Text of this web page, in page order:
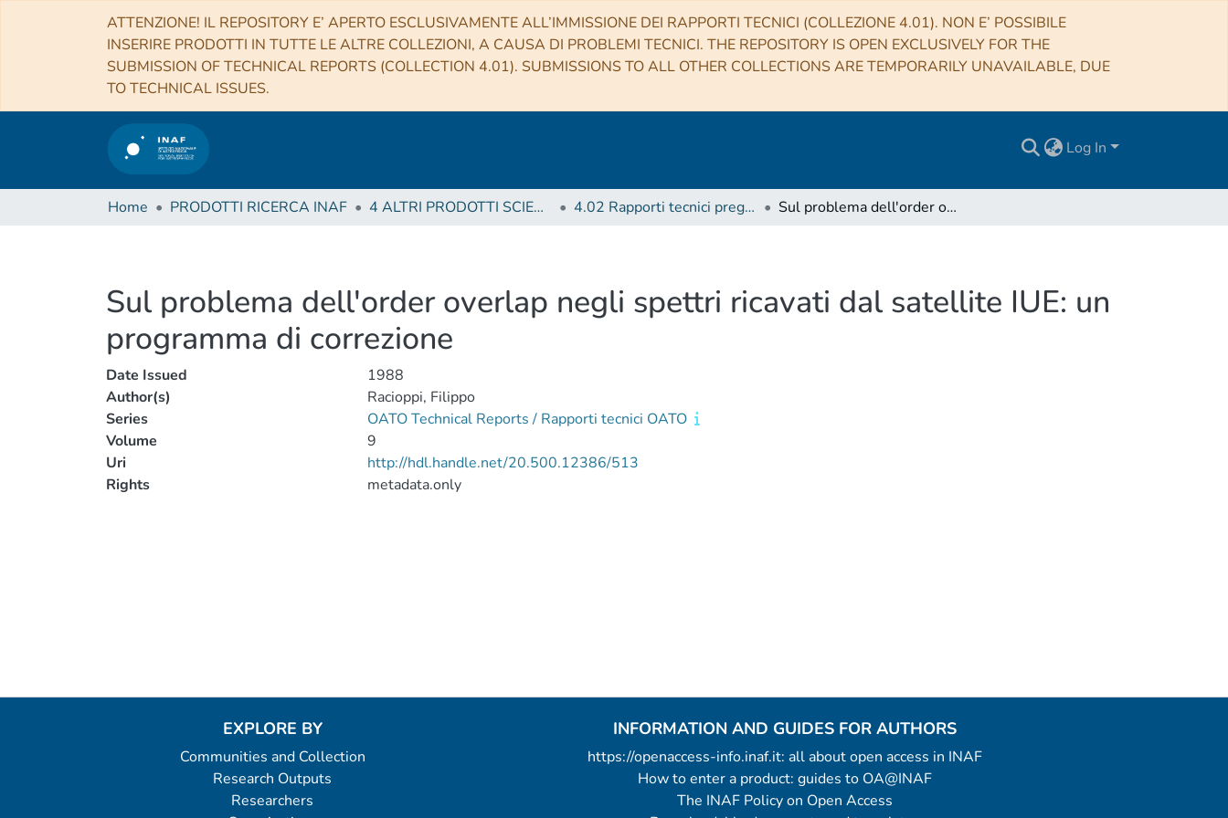
ATTENZIONE! IL REPOSITORY E’ APERTO ESCLUSIVAMENTE ALL’IMMISSIONE DEI RAPPORTI TECNICI (COLLEZIONE 4.01). NON E’ POSSIBILE
INSERIRE PRODOTTI IN TUTTE LE ALTRE COLLEZIONI, A CAUSA DI PROBLEMI TECNICI. THE REPOSITORY IS OPEN EXCLUSIVELY FOR THE
SUBMISSION OF TECHNICAL REPORTS (COLLECTION 4.01). SUBMISSIONS TO ALL OTHER COLLECTIONS ARE TEMPORARILY UNAVAILABLE, DUE
TO TECHNICAL ISSUES.
Log In
Home PRODOTTI RICERCA INAF 4 ALTRI PRODOTTI SCIENTIFICI (Other scientific products) 4.02 Rapporti tecnici pregressi Sul problema dell'order overlap negli spettri ricavati dal satellite IUE: un programma di correzione
Sul problema dell'order overlap negli spettri ricavati dal satellite IUE: un
programma di correzione
Date Issued
1988
Author(s)
Racioppi, Filippo
Series
OATO Technical Reports / Rapporti tecnici OATO
Volume
9
Uri
http://hdl.handle.net/20.500.12386/513
Rights
metadata.only
EXPLORE BY
Communities and Collection
Research Outputs
Researchers
INFORMATION AND GUIDES FOR AUTHORS
https://openaccess-info.inaf.it: all about open access in INAF
How to enter a product: guides to OA@INAF
The INAF Policy on Open Access